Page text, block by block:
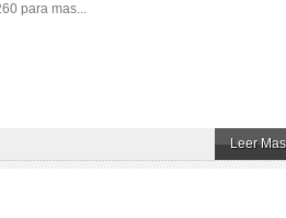
para mas...
Leer Mas